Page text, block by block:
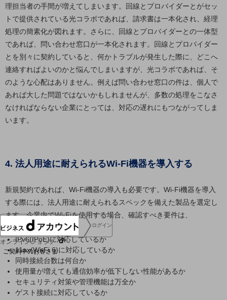
決算公告
電子公告
基礎的電気通信役務損益明細表
採用情報
採用情報TOP
新卒採用
経験者採用
障がい者採用
広告
NTTドコモグループ
ログイン
オンラインショップ
ご契約中のお客さま
サービス別サポート情報
理担当者の手間が増えてしまいます。回線とプロバイダーとがセッ
トで提供されている光コラボであれば、請求書は一本化され、経理
処理の簡素化が図れます。さらに、回線とプロバイダーとの一体型
であれば、問い合わせ窓口が一本化されます。回線とプロバイダー
とを別々に契約していると、何かトラブルが発生した際に、どこへ
連絡すればよいのかと悩んでしまいますが、光コラボであれば、そ
のような心配はありません。例えば問い合わせ窓口の件は、個人で
あれば大した問題ではないかもしれませんが、多数の処理をこなさ
なければならない企業にとっては、対応の遅れにもつながってしま
います。
4. 法人用途に耐えられるWi-Fi機器を導入する
新規契約であれば、Wi-Fi機器の導入も必要です。Wi-Fi機器を導入
する際には、法人用途に耐えられるスペックを備えた製品を選定し
ます。企業内でWi-Fiを使用する場合、確認すべき要件は、
IPv6(IPoE)に対応しているか
11ax(Wi-Fi 6)に対応しているか
同時接続台数は何台か
使用量が増えても通信効率が低下しない性能があるか
セキュリティ対策や管理機能は万全か
ゲスト接続に対応しているか